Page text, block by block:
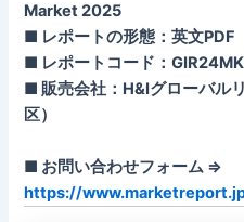
Market 2025
■ レポートの形態：英文PDF
■ レポートコード：
■ 販売会社：H&Iグローバル
区）
■ お問い合わせフォーム ⇒
https://